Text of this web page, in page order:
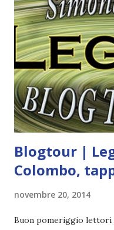
Cirque des Rèves. Apre
circo dei sogni, il luogo
l'umana fantasia
possibilità. Un esercito
dovunque per ammirare
acrobati volanti,
giardino di ghiaccio,.. Ma
Blogtour |
Colombo,
novembre 20, 2014
Buon pomeriggio lettori